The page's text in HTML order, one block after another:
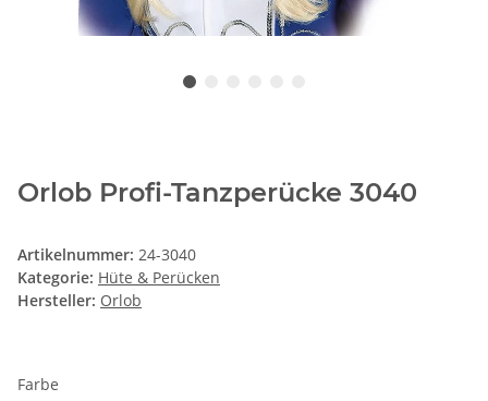
Orlob Profi-Tanzperücke 3040
Artikelnummer: 24-3040
Kategorie: Hüte & Perücken
Hersteller: Orlob
Farbe